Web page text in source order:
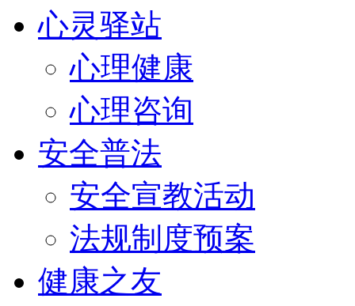
心灵驿站
心理健康
心理咨询
安全普法
安全宣教活动
法规制度预案
健康之友